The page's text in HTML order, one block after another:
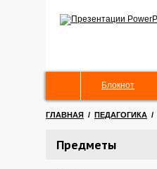
Блокнот
ГЛАВНАЯ / ПЕДАГОГИКА /
Предметы